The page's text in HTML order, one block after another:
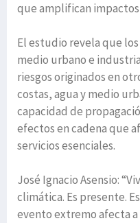
que amplifican
El estudio revela que
medio urbano e
riesgos originados en
costas, agua y medio
capacidad de
efectos en cadena que
servicios esenciales.
José Ignacio Asensio:
climática. Es presente.
evento extremo afecta a